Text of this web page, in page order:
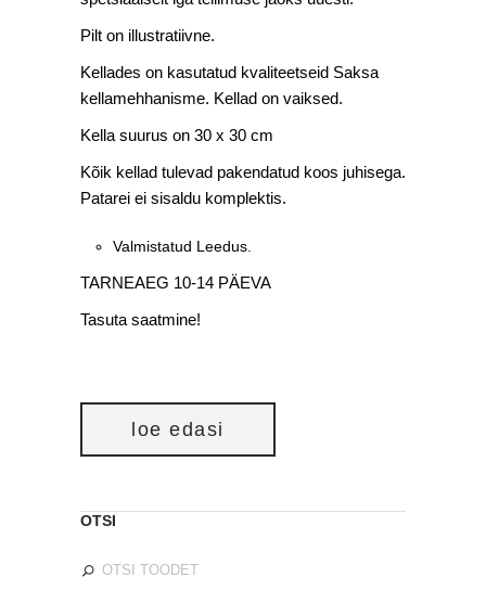
Pilt on illustratiivne.
Kellades on kasutatud kvaliteetseid Saksa
kellamehhanisme. Kellad on vaiksed.
Kella suurus on 30 x 30 cm
Kõik kellad tulevad pakendatud koos juhisega.
Patarei ei sisaldu komplektis.
Valmistatud Leedus.
TARNEAEG 10-14 PÄEVA
Tasuta saatmine!
loe edasi
OTSI